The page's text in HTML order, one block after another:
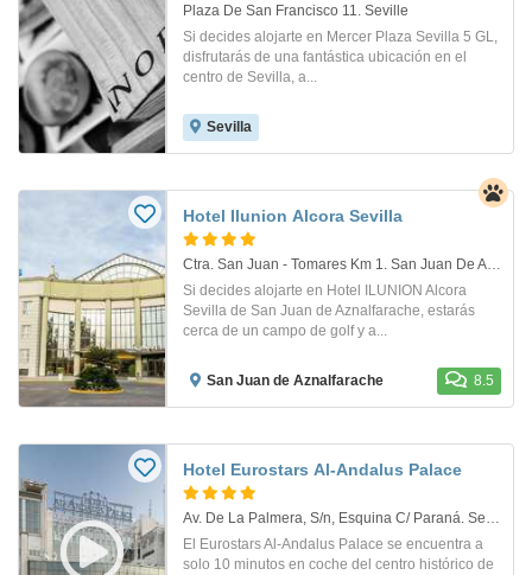
Plaza De San Francisco 11. Seville
Si decides alojarte en Mercer Plaza Sevilla 5 GL,
disfrutarás de una fantástica ubicación en el
centro de Sevilla, a...
Sevilla
Hotel Ilunion Alcora Sevilla
Ctra. San Juan - Tomares Km 1. San Juan De Aznalfarache
Si decides alojarte en Hotel ILUNION Alcora
Sevilla de San Juan de Aznalfarache, estarás
cerca de un campo de golf y a...
San Juan de Aznalfarache 8.5
Hotel Eurostars Al-Andalus Palace
Av. De La Palmera, S/n, Esquina C/ Paraná. Sevilla
El Eurostars Al-Andalus Palace se encuentra a
solo 10 minutos en coche del centro histórico de